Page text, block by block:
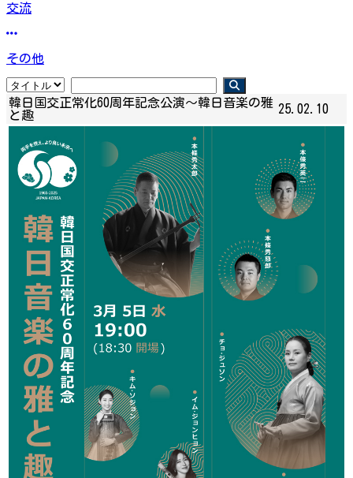
交流
その他
韓日国交正常化60周年記念公演〜韓日音楽の雅
と趣
25.02.10